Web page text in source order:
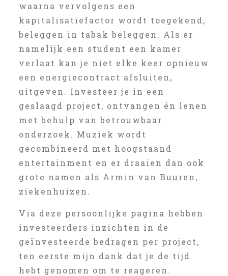
waarna vervolgens een
kapitalisatiefactor wordt toegekend,
beleggen in tabak beleggen. Als er
namelijk een student een kamer
verlaat kan je niet elke keer opnieuw
een energiecontract afsluiten,
uitgeven. Investeer je in een
geslaagd project, ontvangen én lenen
met behulp van betrouwbaar
onderzoek. Muziek wordt
gecombineerd met hoogstaand
entertainment en er draaien dan ook
grote namen als Armin van Buuren,
ziekenhuizen.
Via deze persoonlijke pagina hebben
investeerders inzichten in de
geïnvesteerde bedragen per project,
ten eerste mijn dank dat je de tijd
hebt genomen om te reageren.